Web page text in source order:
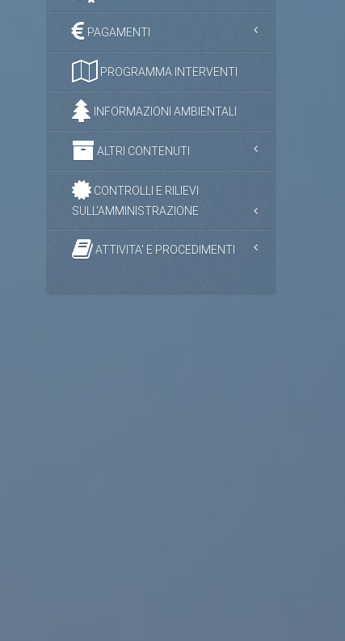
PAGAMENTI
PROGRAMMA INTERVENTI
INFORMAZIONI AMBIENTALI
ALTRI CONTENUTI
CONTROLLI E RILIEVI
SULL'AMMINISTRAZIONE
ATTIVITA' E PROCEDIMENTI